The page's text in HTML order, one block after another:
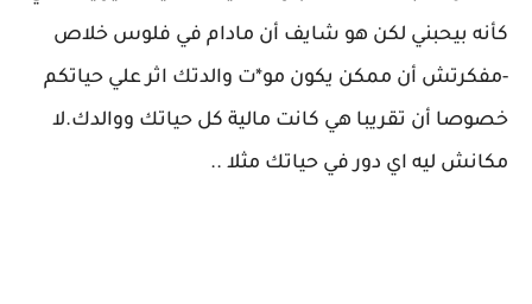
كأنه بيحبني لكن هو شايف أن مادام في فلوس خلاص
-مفكرتش أن ممكن يكون مو*ت والدتك اثر علي حياتكم
خصوصا أن تقريبا هي كانت مالية كل حياتك ووالدك.لا
مكانش ليه اي دور في حياتك مثلا ..